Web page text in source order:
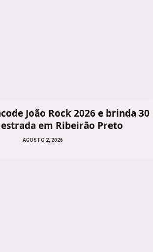
João Rock 2026 e brinda 30
em Ribeirão Preto
AGOSTO 2, 2026